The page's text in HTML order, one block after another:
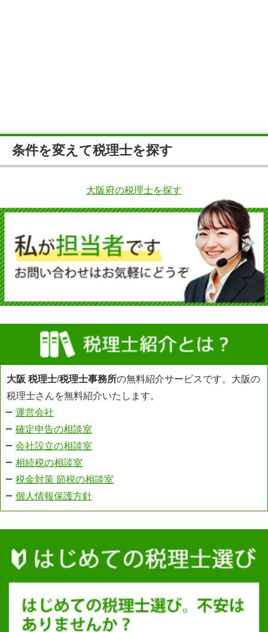
条件を変えて税理士を探す
大阪府の税理士を探す
大阪 税理士/税理士事務所の無料紹介サービスです。大阪の
税理士さんを無料紹介いたします。
運営会社
確定申告の相談室
会社設立の相談室
相続税の相談室
税金対策 節税の相談室
個人情報保護方針